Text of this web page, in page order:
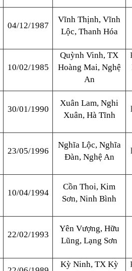
04/12/1987
Vĩnh Thịnh, Vĩnh
Lộc, Thanh Hóa
10/02/1985
Quỳnh Vinh, TX
Hoàng Mai, Nghệ
An
30/01/1990
Xuân Lam, Nghi
Xuân, Hà Tĩnh
23/05/1996
Nghĩa Lộc, Nghĩa
Đàn, Nghệ An
10/04/1994
Cồn Thoi, Kim
Sơn, Ninh Bình
22/02/1993
Yên Vượng, Hữu
Lũng, Lạng Sơn
Kỳ Ninh, TX Kỳ